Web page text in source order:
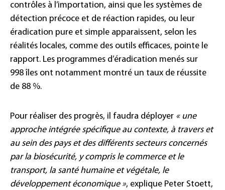
contrôles à l’importation, ainsi que les systèmes de
détection précoce et de réaction rapides, ou leur
éradication pure et simple apparaissent, selon les
réalités locales, comme des outils efficaces, pointe le
rapport. Les programmes d’éradication menés sur
998 îles ont notamment montré un taux de réussite
de 88 %.
Pour réaliser des progrès, il faudra déployer « une
approche intégrée spécifique au contexte, à travers et
au sein des pays et des différents secteurs concernés
par la biosécurité, y compris le commerce et le
transport, la santé humaine et végétale, le
développement économique », explique Peter Stoett,